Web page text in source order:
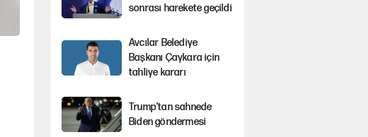
sonrası harekete geçildi
Avcılar Belediye
Başkanı Çaykara için
tahliye kararı
Trump’tan sahnede
Biden göndermesi